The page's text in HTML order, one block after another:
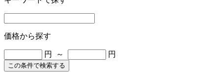
価格から探す
円 ～ 円
この条件で検索する